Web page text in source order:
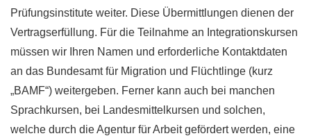
Prüfungsinstitute weiter. Diese Übermittlungen dienen der
Vertragserfüllung. Für die Teilnahme an Integrationskursen
müssen wir Ihren Namen und erforderliche Kontaktdaten
an das Bundesamt für Migration und Flüchtlinge (kurz
„BAMF“) weitergeben. Ferner kann auch bei manchen
Sprachkursen, bei Landesmittelkursen und solchen,
welche durch die Agentur für Arbeit gefördert werden, eine